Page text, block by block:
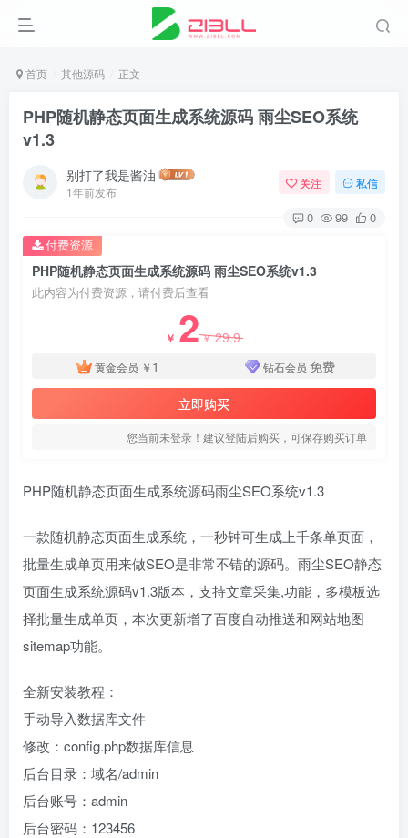
首页 其他源码 正文
PHP随机静态页面生成系统源码 雨尘SEO系统
v1.3
别打了我是酱油
1年前发布
关注 私信
0 99 0
PHP随机静态页面生成系统源码 雨尘SEO系统v1.3
此内容为付费资源，请付费后查看
￥ 2￥29.9
黄金会员 ￥ 1 钻石会员 免费
立即购买
您当前未登录！建议登陆后购买，可保存购买订单
付费资源
PHP随机静态页面生成系统源码雨尘SEO系统v1.3
一款随机静态页面生成系统，一秒钟可生成上千条单页面，
批量生成单页用来做SEO是非常不错的源码。雨尘SEO静态
页面生成系统源码v1.3版本，支持文章采集,功能，多模板选
择批量生成单页，本次更新增了百度自动推送和网站地图
sitemap功能。
全新安装教程：
手动导入数据库文件
修改：config.php数据库信息
后台目录：域名/admin
后台账号：admin
后台密码：123456